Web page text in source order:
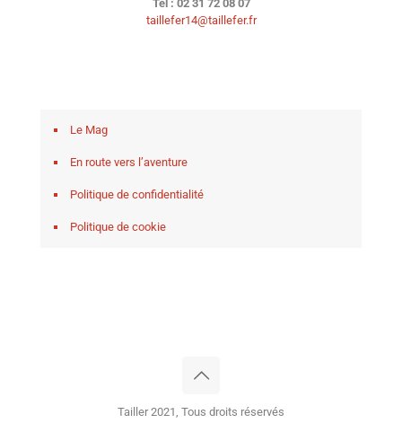
Tél : 02 31 72 08 07
taillefer14@taillefer.fr
Le Mag
En route vers l’aventure
Politique de confidentialité
Politique de cookie
Tailler 2021, Tous droits réservés